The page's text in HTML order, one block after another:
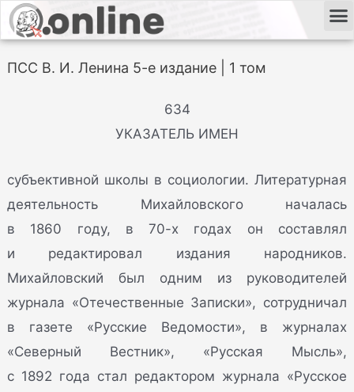
ПСС В. И. Ленина 5-е издание | 1 том
634
УКАЗАТЕЛЬ ИМЕН
субъективной школы в социологии. Литературная
деятельность Михайловского началась
в 1860 году, в 70-х годах он составлял
и редактировал издания народников.
Михайловский был одним из руководителей
журнала «Отечественные Записки», сотрудничал
в газете «Русские Ведомости», в журналах
«Северный Вестник», «Русская Мысль»,
с 1892 года стал редактором журнала «Русское